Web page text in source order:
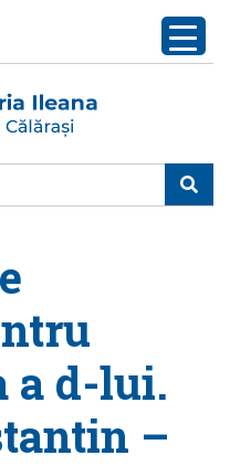
a d-lui.
–